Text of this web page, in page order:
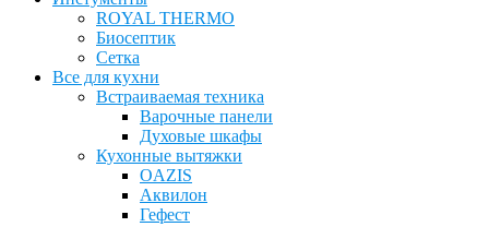
ROYAL THERMO
Биосептик
Сетка
Все для кухни
Встраиваемая техника
Варочные панели
Духовые шкафы
Кухонные вытяжки
OAZIS
Аквилон
Гефест